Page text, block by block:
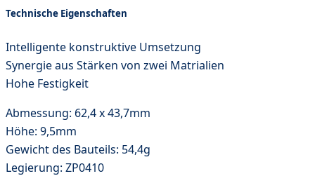
Technische Eigenschaften
Intelligente konstruktive Umsetzung
Synergie aus Stärken von zwei Matrialien
Hohe Festigkeit
Abmessung: 62,4 x 43,7mm
Höhe: 9,5mm
Gewicht des Bauteils: 54,4g
Legierung: ZP0410